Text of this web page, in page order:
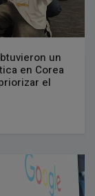
un
en Corea
el